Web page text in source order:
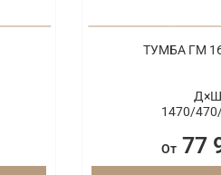
ТУМБА ГМ
1470/
От77